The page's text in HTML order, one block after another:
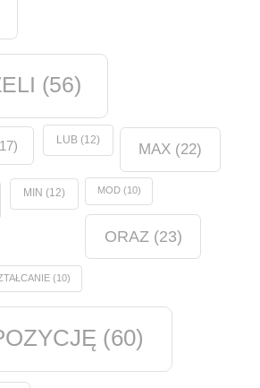
(56)
LUB(12)
MAX(22)
MIN (12) MOD(10)
ORAZ (23)
(10)
(60)